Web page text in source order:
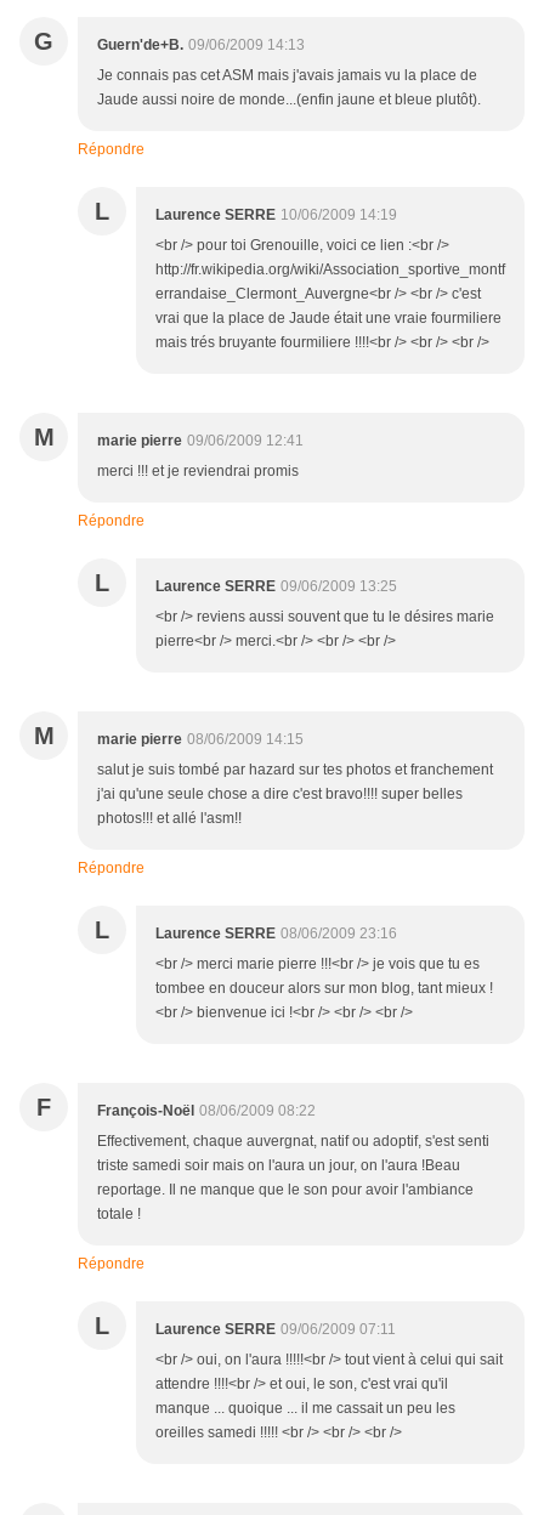
G Guern'de+B. 09/06/2009 14:13
Je connais pas cet ASM mais j'avais jamais vu la place de
Jaude aussi noire de monde...(enfin jaune et bleue plutôt).
Répondre
L Laurence SERRE 10/06/2009 14:19
<br /> pour toi Grenouille, voici ce lien :<br />
http://fr.wikipedia.org/wiki/Association_sportive_montf
errandaise_Clermont_Auvergne<br /> <br /> c'est
vrai que la place de Jaude était une vraie fourmiliere
mais trés bruyante fourmiliere !!!!<br /> <br /> <br />
M marie pierre 09/06/2009 12:41
merci !!! et je reviendrai promis
Répondre
L Laurence SERRE 09/06/2009 13:25
<br /> reviens aussi souvent que tu le désires marie
pierre<br /> merci.<br /> <br /> <br />
M marie pierre 08/06/2009 14:15
salut je suis tombé par hazard sur tes photos et franchement
j'ai qu'une seule chose a dire c'est bravo!!!! super belles
photos!!! et allé l'asm!!
Répondre
L Laurence SERRE 08/06/2009 23:16
<br /> merci marie pierre !!!<br /> je vois que tu es
tombee en douceur alors sur mon blog, tant mieux !
<br /> bienvenue ici !<br /> <br /> <br />
F François-Noël 08/06/2009 08:22
Effectivement, chaque auvergnat, natif ou adoptif, s'est senti
triste samedi soir mais on l'aura un jour, on l'aura !Beau
reportage. Il ne manque que le son pour avoir l'ambiance
totale !
Répondre
L Laurence SERRE 09/06/2009 07:11
<br /> oui, on l'aura !!!!!<br /> tout vient à celui qui sait
attendre !!!!<br /> et oui, le son, c'est vrai qu'il
manque ... quoique ... il me cassait un peu les
oreilles samedi !!!!! <br /> <br /> <br />